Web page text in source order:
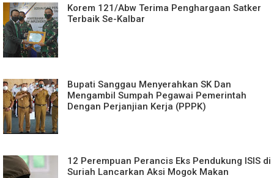
Korem 121/Abw Terima Penghargaan Satker
Terbaik Se-Kalbar
Bupati Sanggau Menyerahkan SK Dan
Mengambil Sumpah Pegawai Pemerintah
Dengan Perjanjian Kerja (PPPK)
12 Perempuan Perancis Eks Pendukung ISIS di
Suriah Lancarkan Aksi Mogok Makan